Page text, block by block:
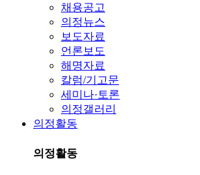
채용공고
의정뉴스
보도자료
언론보도
해명자료
칼럼/기고문
세미나·토론
의정갤러리
의정활동
의정활동